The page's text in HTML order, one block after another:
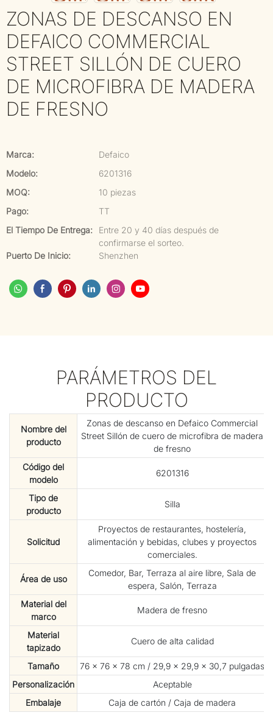
ZONAS DE DESCANSO EN
DEFAICO COMMERCIAL
STREET SILLÓN DE CUERO
DE MICROFIBRA DE MADERA
DE FRESNO
Marca:
Defaico
Modelo:
6201316
MOQ:
10 piezas
Pago:
TT
El Tiempo De Entrega:
Entre 20 y 40 días después de
confirmarse el sorteo.
Puerto De Inicio:
Shenzhen
PARÁMETROS DEL
PRODUCTO
Nombre del
producto
Zonas de descanso en Defaico Commercial
Street Sillón de cuero de microfibra de madera
de fresno
Código del
modelo
6201316
Tipo de
producto
Silla
Solicitud
Proyectos de restaurantes, hostelería,
alimentación y bebidas, clubes y proyectos
comerciales.
Área de uso
Comedor, Bar, Terraza al aire libre, Sala de
espera, Salón, Terraza
Material del
marco
Madera de fresno
Material
tapizado
Cuero de alta calidad
Tamaño
76 × 76 × 78 cm / 29,9 × 29,9 × 30,7 pulgadas
Personalización
Aceptable
Embalaje
Caja de cartón / Caja de madera